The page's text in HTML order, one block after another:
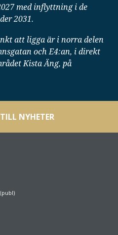
med inflyttning i de
2031.
att ligga är i norra delen
och E4:an, i direkt
Kista Äng, på
NYHETER